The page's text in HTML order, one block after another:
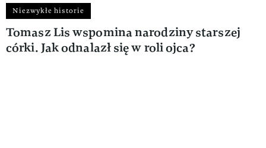
Niezwykłe historie
Tomasz Lis wspomina narodziny starszej
córki. Jak odnalazł się w roli ojca?